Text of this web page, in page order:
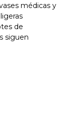
médicas y
de
siguen